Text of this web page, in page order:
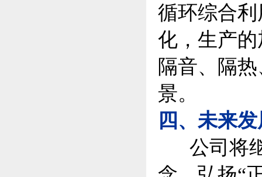
循环综合
化，生产
隔音、隔
景。
四、未来
公司将继